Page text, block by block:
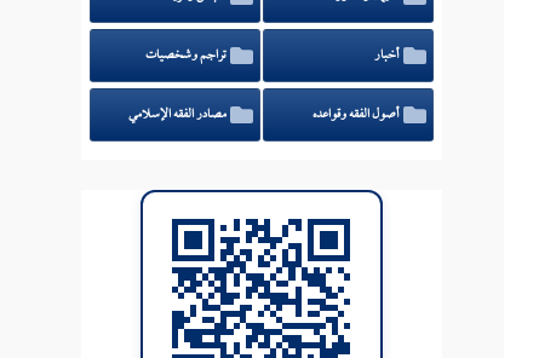
أخبار تراجم وشخصيات
أصول الفقه وقواعده مصادر الفقه الإسلامي